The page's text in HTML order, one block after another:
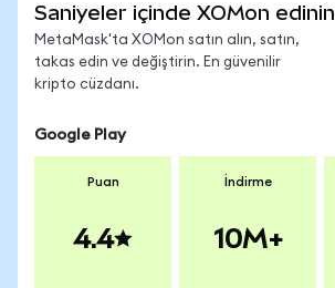
Saniyeler içinde XOMon edinin
MetaMask'ta XOMon satın alın, satın,
takas edin ve değiştirin. En güvenilir
kripto cüzdanı.
Google Play
Puan
4.4
İndirme
10M+